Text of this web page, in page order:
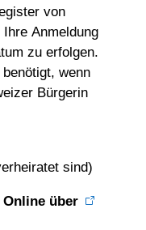
von
Anmeldung
zu erfolgen.
wenn
Bürgerin
sind)
über